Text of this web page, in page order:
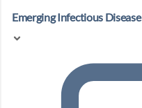
Emerging Infectious Disease